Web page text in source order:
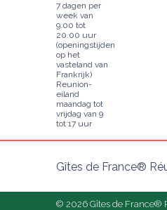
7 dagen per
week van
9.00 tot
20.00 uur
(openingstijden
op het
vasteland van
Frankrijk)
Reunion-
eiland
maandag tot
vrijdag van 9
tot 17 uur
Gîtes de France®
© 2026 Gîtes de France®